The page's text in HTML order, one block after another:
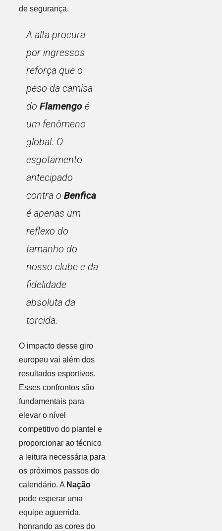
de segurança.
A alta procura
por ingressos
reforça que o
peso da camisa
do Flamengoé
um fenômeno
global. O
esgotamento
antecipado
contra o Benfica
é apenas um
reflexo do
tamanho do
nosso clube e da
fidelidade
absoluta da
torcida.
O impacto desse giro
europeu vai além dos
resultados esportivos.
Esses confrontos são
fundamentais para
elevar o nível
competitivo do plantel e
proporcionar ao técnico
a leitura necessária para
os próximos passos do
calendário. A Nação
pode esperar uma
equipe aguerrida,
honrando as cores do